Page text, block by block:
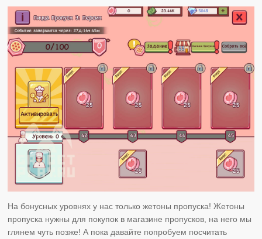
На бонусных уровнях у нас только жетоны пропуска! Жетоны
пропуска нужны для покупок в магазине пропусков, на него мы
глянем чуть позже! А пока давайте попробуем посчитать